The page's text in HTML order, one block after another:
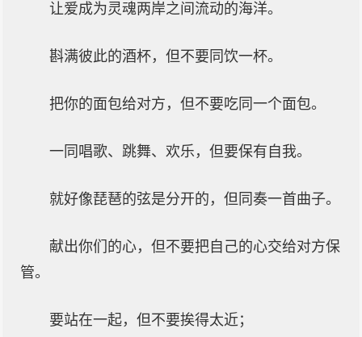
让爱成为灵魂两岸之间流动的海洋。
斟满彼此的酒杯，但不要同饮一杯。
把你的面包给对方，但不要吃同一个面包。
一同唱歌、跳舞、欢乐，但要保有自我。
就好像琵琶的弦是分开的，但同奏一首曲子。
献出你们的心，但不要把自己的心交给对方保
管。
要站在一起，但不要挨得太近；